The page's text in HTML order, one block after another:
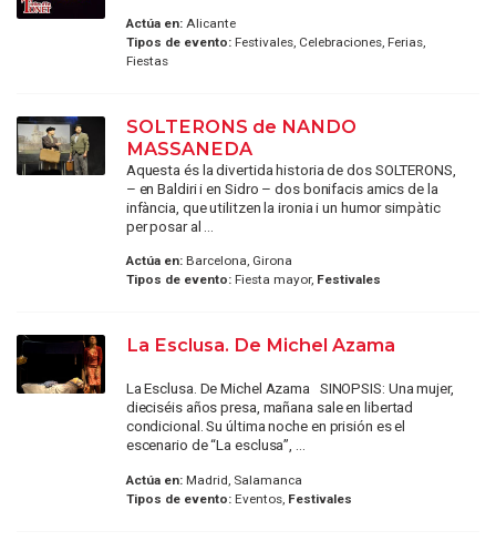
Actúa en:Alicante
Tipos de evento:Festivales, Celebraciones, Ferias,
Fiestas
SOLTERONS de NANDO
MASSANEDA
Aquesta és la divertida historia de dos SOLTERONS,
– en Baldiri i en Sidro – dos bonifacis amics de la
infància, que utilitzen la ironia i un humor simpàtic
per posar al ...
Actúa en:Barcelona, Girona
Tipos de evento:Fiesta mayor, Festivales
La Esclusa. De Michel Azama
La Esclusa. De Michel Azama SINOPSIS: Una mujer,
dieciséis años presa, mañana sale en libertad
condicional. Su última noche en prisión es el
escenario de “La esclusa”, ...
Actúa en:Madrid, Salamanca
Tipos de evento:Eventos, Festivales